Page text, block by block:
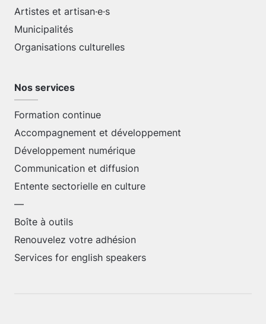
Artistes et artisan·e·s
Municipalités
Organisations culturelles
Nos services
Formation continue
Accompagnement et développement
Développement numérique
Communication et diffusion
Entente sectorielle en culture
—
Boîte à outils
Renouvelez votre adhésion
Services for english speakers